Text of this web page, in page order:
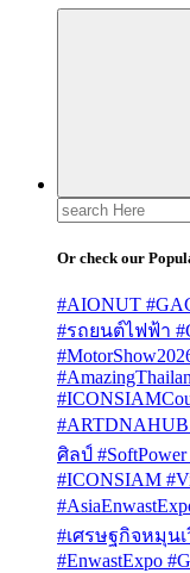
Search
for:
Or check our
#AIONUT
#รถยนต์ไฟฟ้า
ศิลป์
#ICONSIAM
#เศรษฐกิจหมุน
#EnwastExpo